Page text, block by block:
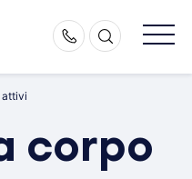
attivi
corpo